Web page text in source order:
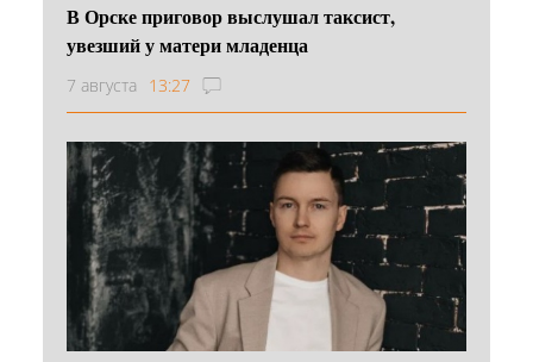
В Орске приговор выслушал таксист,
увезший у матери младенца
7 августа 13:27